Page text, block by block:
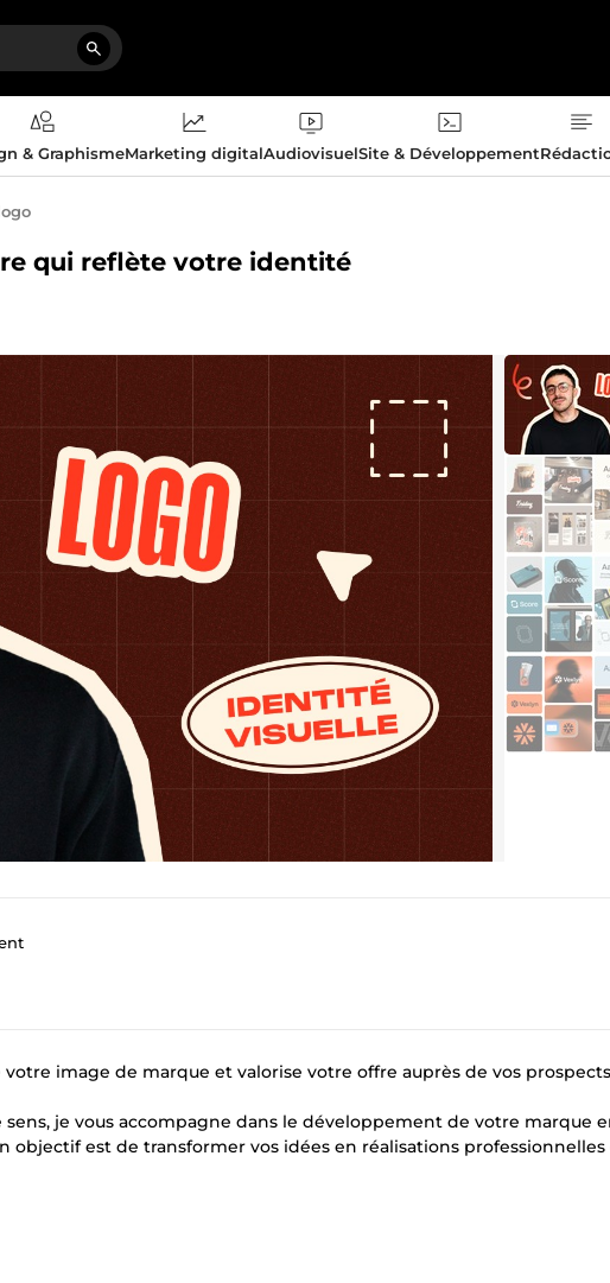
& GraphismeMarketing digitalAudiovisuelSite & Développement
qui reflète votre identité
image de marque et valorise votre offre auprès de vos
je vous accompagne dans le développement de votre marque
objectif est de transformer vos idées en réalisations professionnelles